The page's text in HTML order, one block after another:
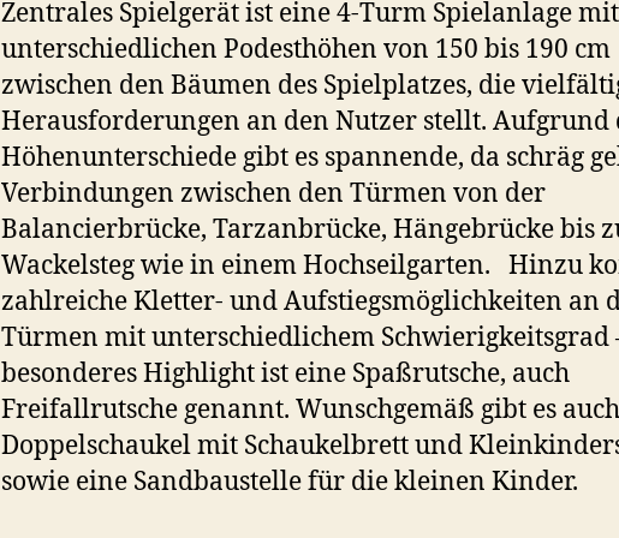
Zentrales Spielgerät ist eine 4-Turm Spielanlage mit
unterschiedlichen Podesthöhen von 150 bis 190 cm
zwischen den Bäumen des Spielplatzes, die
Herausforderungen an den Nutzer stellt. Aufgrund
Höhenunterschiede gibt es spannende, da schräg
Verbindungen zwischen den Türmen von der
Balancierbrücke, Tarzanbrücke, Hängebrücke bis
Wackelsteg wie in einem Hochseilgarten. Hinzu
zahlreiche Kletter- und Aufstiegsmöglichkeiten an
Türmen mit unterschiedlichem Schwierigkeitsgrad
besonderes Highlight ist eine Spaßrutsche, auch
Freifallrutsche genannt. Wunschgemäß gibt es
Doppelschaukel mit Schaukelbrett und
sowie eine Sandbaustelle für die kleinen Kinder.